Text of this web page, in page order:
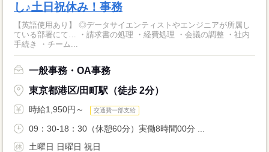
し♪土日祝休み！事務
【英語使用あり】 ◎データサイエンティストやエンジニアが所属し
ている部署にて… ・請求書の処理 ・経費処理 ・会議の調整 ・社内
手続き ・チーム...
一般事務・OA事務
東京都港区/田町駅（徒歩 2分）
時給1,950円～ 交通費一部支給
09：30-18：30（休憩60分）実働8時間00分 ...
土曜日 日曜日 祝日